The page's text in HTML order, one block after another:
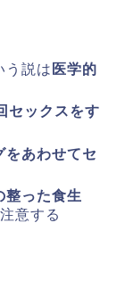
う説は 医学的
セックスをす
をあわせてセ
整った食生
意する